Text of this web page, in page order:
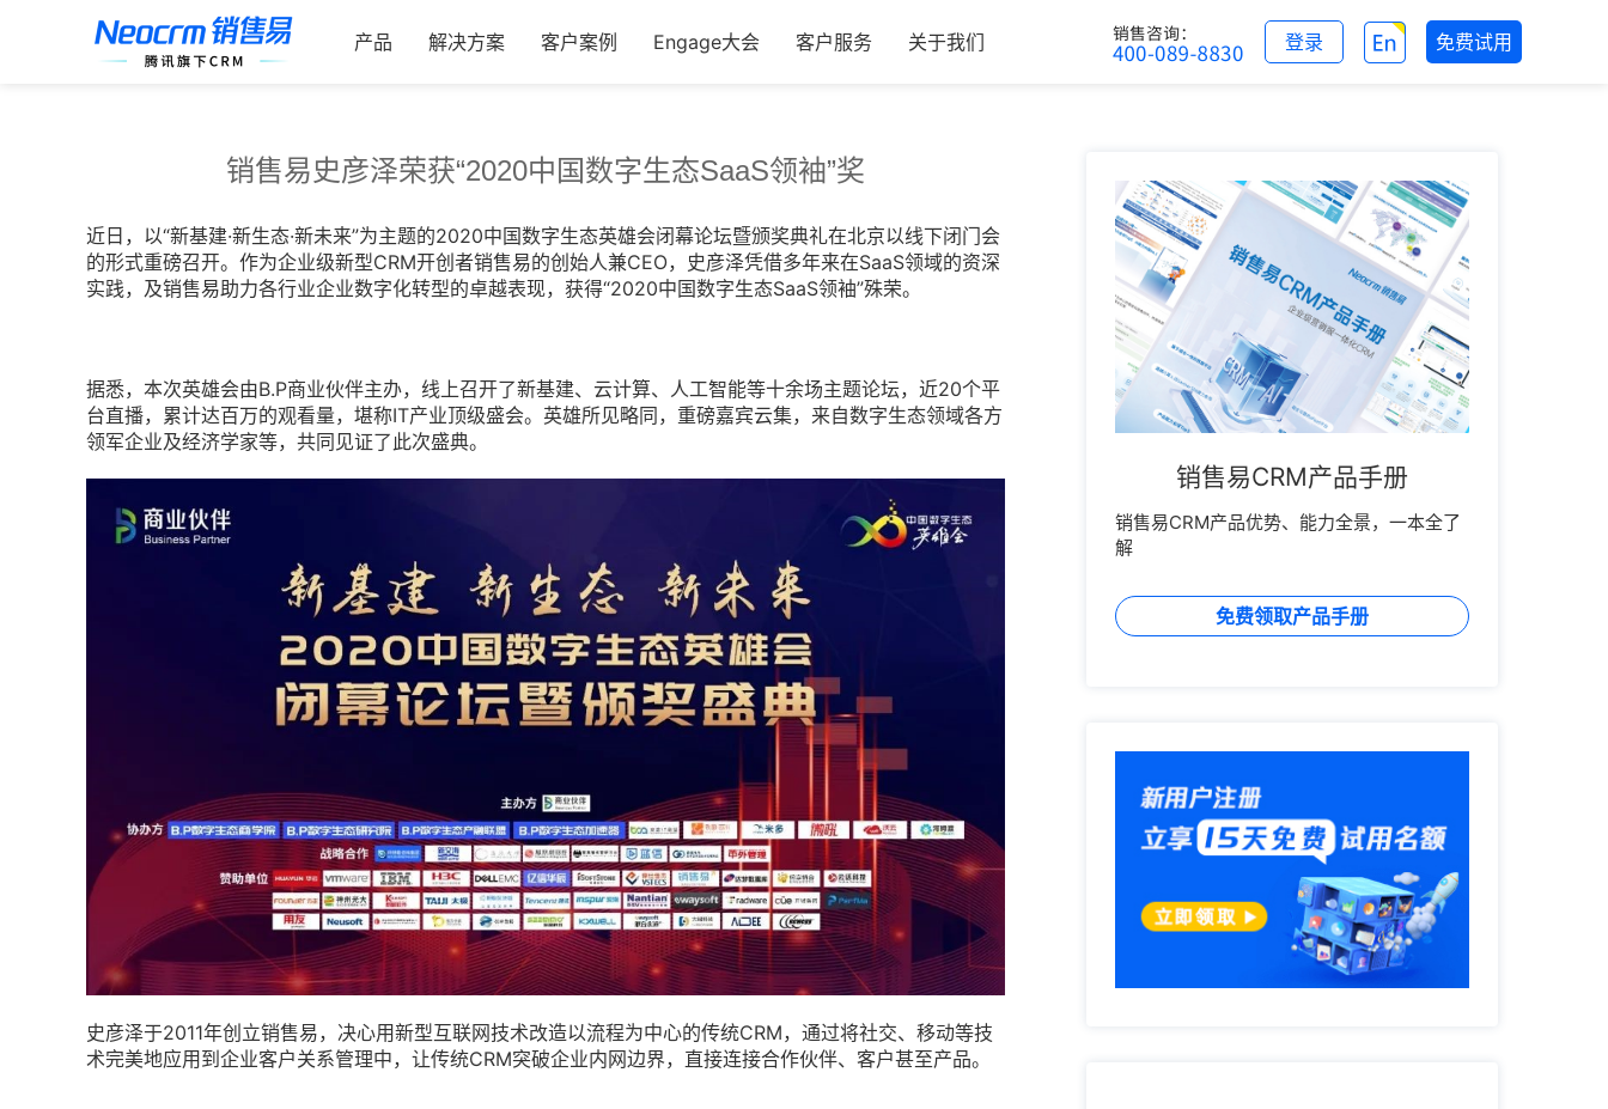
产品 解决方案 客户案例 Engage大会 客户服务 关于我们 免费试用
登录
销售易史彦泽荣获“2020中国数字生态SaaS领袖”奖
近日，以“新基建·新生态·新未来”为主题的2020中国数字生态英雄会闭幕论坛暨颁奖典礼在北京以线下闭门会
的形式重磅召开。作为企业级新型CRM开创者销售易的创始人兼CEO，史彦泽凭借多年来在SaaS领域的资深
实践，及销售易助力各行业企业数字化转型的卓越表现，获得“2020中国数字生态SaaS领袖”殊荣。
据悉，本次英雄会由B.P商业伙伴主办，线上召开了新基建、云计算、人工智能等十余场主题论坛，近20个平
台直播，累计达百万的观看量，堪称IT产业顶级盛会。英雄所见略同，重磅嘉宾云集，来自数字生态领域各方
领军企业及经济学家等，共同见证了此次盛典。
史彦泽于2011年创立销售易，决心用新型互联网技术改造以流程为中心的传统CRM，通过将社交、移动等技
术完美地应用到企业客户关系管理中，让传统CRM突破企业内网边界，直接连接合作伙伴、客户甚至产品。
销售易CRM产品手册
销售易CRM产品优势、能力全景，一本全了
解
免费领取产品手册